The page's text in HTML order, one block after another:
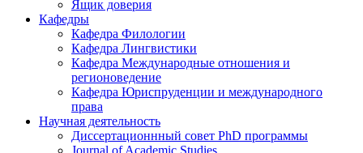
Ящик доверия
Кафедры
Кафедра Филологии
Кафедра Лингвистики
Кафедра Международные отношения и
регионоведение
Кафедра Юриспруденции и международного
права
Научная деятельность
Диссертационнный совет PhD программы
Journal of Academic Studies